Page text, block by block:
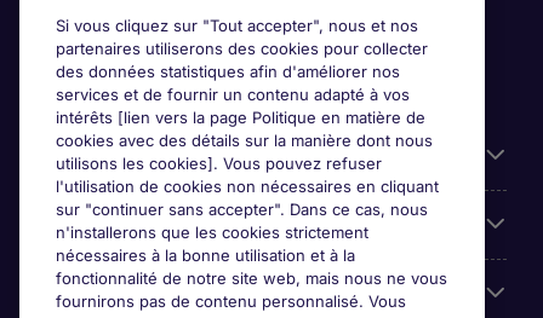
Liens utiles
Espace employeurs
Parcourir nos offres
Si vous cliquez sur "Tout accepter", nous et nos
partenaires utiliserons des cookies pour collecter
des données statistiques afin d'améliorer nos
services et de fournir un contenu adapté à vos
intérêts [lien vers la page Politique en matière de
cookies avec des détails sur la manière dont nous
utilisons les cookies]. Vous pouvez refuser
l'utilisation de cookies non nécessaires en cliquant
sur "continuer sans accepter". Dans ce cas, nous
n'installerons que les cookies strictement
nécessaires à la bonne utilisation et à la
fonctionnalité de notre site web, mais nous ne vous
fournirons pas de contenu personnalisé. Vous